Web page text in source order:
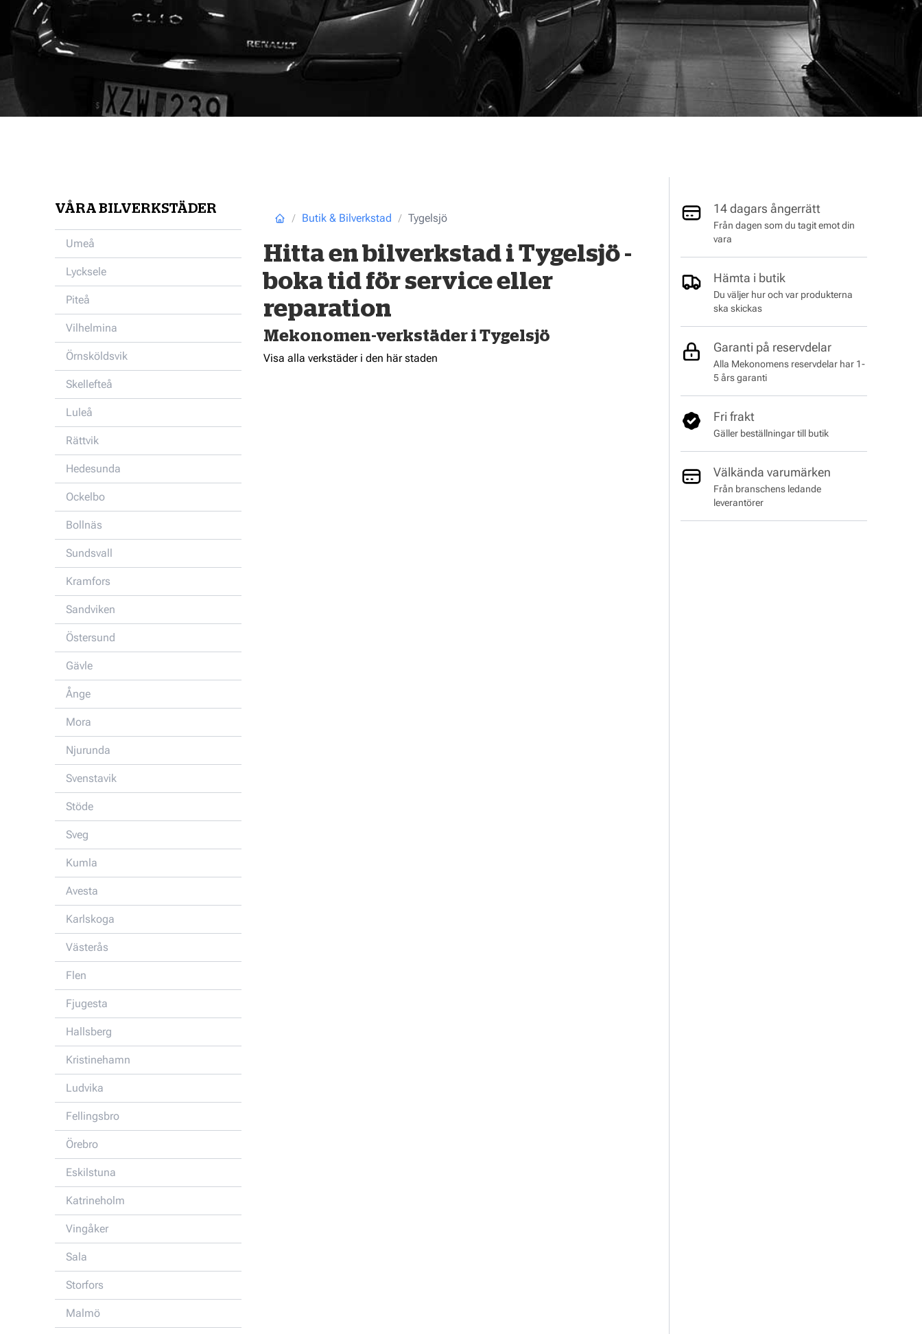
VÅRA BILVERKSTÄDER
Umeå
Lycksele
Piteå
Vilhelmina
Örnsköldsvik
Skellefteå
Luleå
Rättvik
Hedesunda
Ockelbo
Bollnäs
Sundsvall
Kramfors
Sandviken
Östersund
Gävle
Ånge
Mora
Njurunda
Svenstavik
Stöde
Sveg
Kumla
Avesta
Karlskoga
Västerås
Flen
Fjugesta
Hallsberg
Kristinehamn
Ludvika
Fellingsbro
Örebro
Eskilstuna
Katrineholm
Vingåker
Sala
Storfors
Malmö
Butik & Bilverkstad Tygelsjö
Hitta en bilverkstad i Tygelsjö -
boka tid för service eller
reparation
Mekonomen-verkstäder i Tygelsjö
Visa alla verkstäder i den här staden
14 dagars ångerrätt
Från dagen som du tagit emot din
vara
Hämta i butik
Du väljer hur och var produkterna
ska skickas
Garanti på reservdelar
Alla Mekonomens reservdelar har 1-
5 års garanti
Fri frakt
Gäller beställningar till butik
Välkända varumärken
Från branschens ledande
leverantörer